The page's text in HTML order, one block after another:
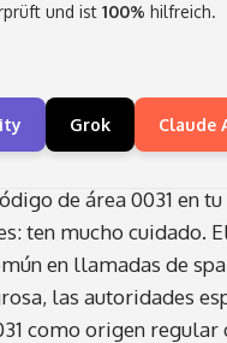
und ist 100% hilfreich.
Grok Claude
de área 0031 en
ten mucho cuidado.
en llamadas de
las autoridades
como origen